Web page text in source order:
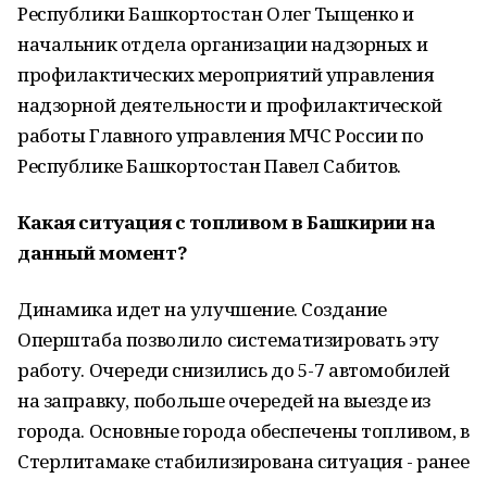
Республики Башкортостан Олег Тыщенко и
начальник отдела организации надзорных и
профилактических мероприятий управления
надзорной деятельности и профилактической
работы Главного управления МЧС России по
Республике Башкортостан Павел Сабитов.
Какая ситуация с топливом в Башкирии на
данный момент?
Динамика идет на улучшение. Создание
Оперштаба позволило систематизировать эту
работу. Очереди снизились до 5-7 автомобилей
на заправку, побольше очередей на выезде из
города. Основные города обеспечены топливом, в
Стерлитамаке стабилизирована ситуация - ранее